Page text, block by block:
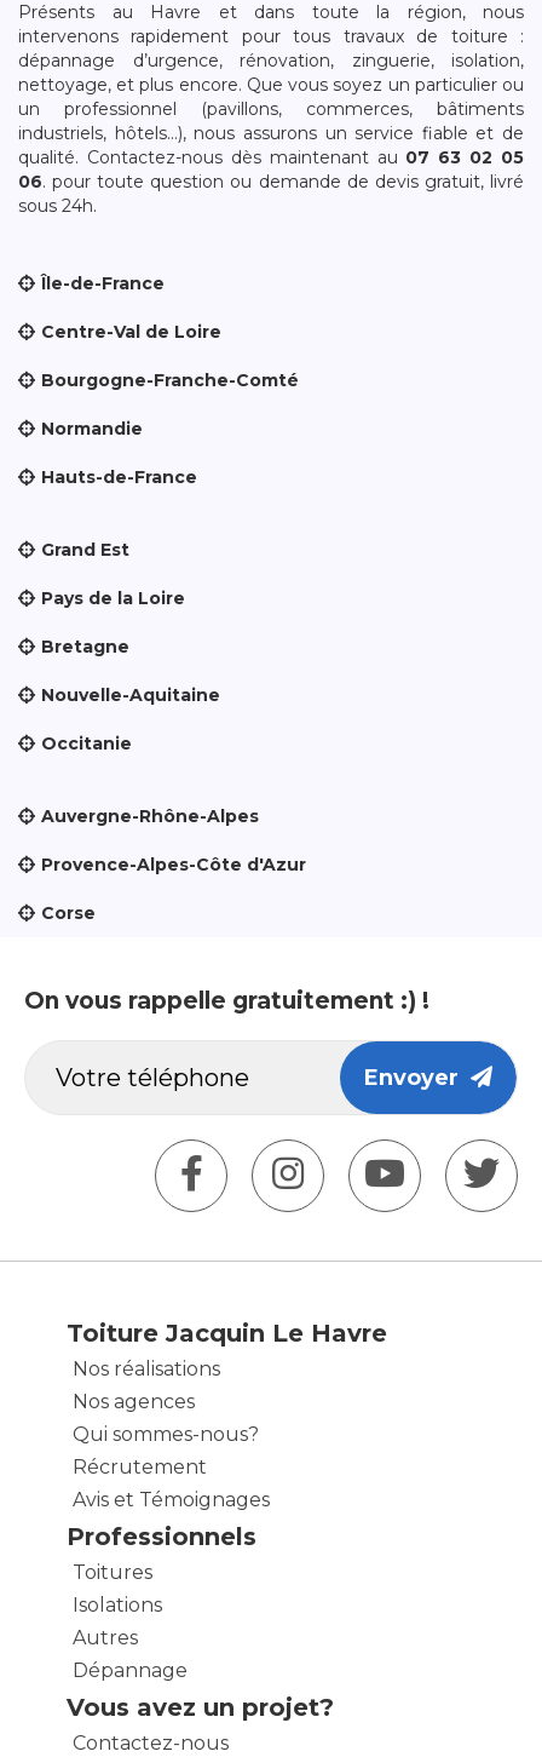
Présents au Havre et dans toute la région, nous
intervenons rapidement pour tous travaux de toiture :
dépannage d’urgence, rénovation, zinguerie, isolation,
nettoyage, et plus encore. Que vous soyez un particulier ou
un professionnel (pavillons, commerces, bâtiments
industriels, hôtels…), nous assurons un service fiable et de
qualité. Contactez-nous dès maintenant au 07 63 02 05
06. pour toute question ou demande de devis gratuit, livré
sous 24h.
Île-de-France
Centre-Val de Loire
Bourgogne-Franche-Comté
Normandie
Hauts-de-France
Grand Est
Pays de la Loire
Bretagne
Nouvelle-Aquitaine
Occitanie
Auvergne-Rhône-Alpes
Provence-Alpes-Côte d'Azur
Corse
On vous rappelle gratuitement :) !
Envoyer
Toiture Jacquin Le Havre
Nos réalisations
Nos agences
Qui sommes-nous?
Récrutement
Avis et Témoignages
Professionnels
Toitures
Isolations
Autres
Dépannage
Vous avez un projet?
Contactez-nous